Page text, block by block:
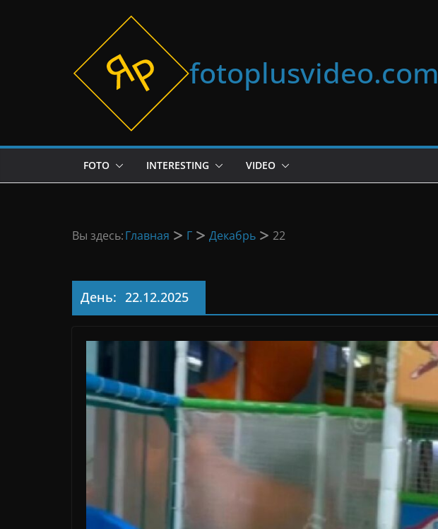
fotoplusvideo.com
FOTO INTERESTING VIDEO
Вы здесь:Главная Г Декабрь 22
День: 22.12.2025